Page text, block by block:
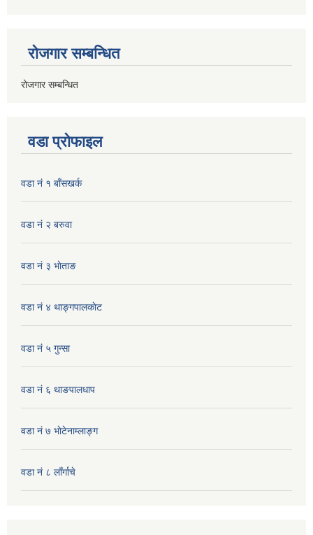
रोजगार सम्बन्धित
रोजगार सम्बन्धित
वडा प्रोफाइल
वडा नं १ बाँसखर्क
वडा नं २ बरुवा
वडा नं ३ भाेताङ
वडा नं ४ थाङ्गपालकाेट
वडा नं ५ गुन्सा
वडा नं ६ थाङपालधाप
वडा नं ७ भाेटेनाम्लाङ्ग
वडा नं ८ लाँर्गाचे